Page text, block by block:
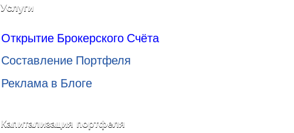
Услуги
Открытие Брокерского Счёта
Составление Портфеля
Реклама в Блоге
Капитализация портфеля